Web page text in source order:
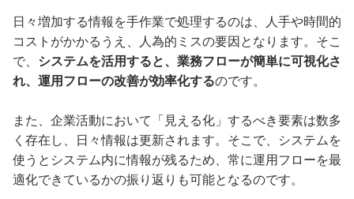
日々増加する情報を手作業で処理するのは、人手や時間的
コストがかかるうえ、人為的ミスの要因となります。そこ
で、 システムを活用すると、業務フローが簡単に可視化さ
れ、運用フローの改善が効率化するのです。
また、企業活動において「見える化」するべき要素は数多
く存在し、日々情報は更新されます。そこで、システムを
使うとシステム内に情報が残るため、常に運用フローを最
適化できているかの振り返りも可能となるのです。